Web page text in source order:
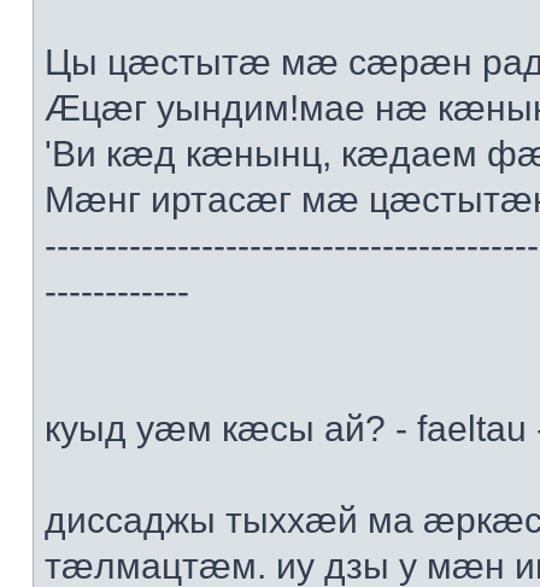
Цы цæстытæ мæ сæрæн
Æцæг уындим!мае нæ
'Ви кæд кæнынц, кæдаем
Мæнг иртасæг мæ
------------
куыд уæм кæсы ай? - faeltau
диссаджы тыххæй ма
тæлмацтæм. иу дзы у мæн